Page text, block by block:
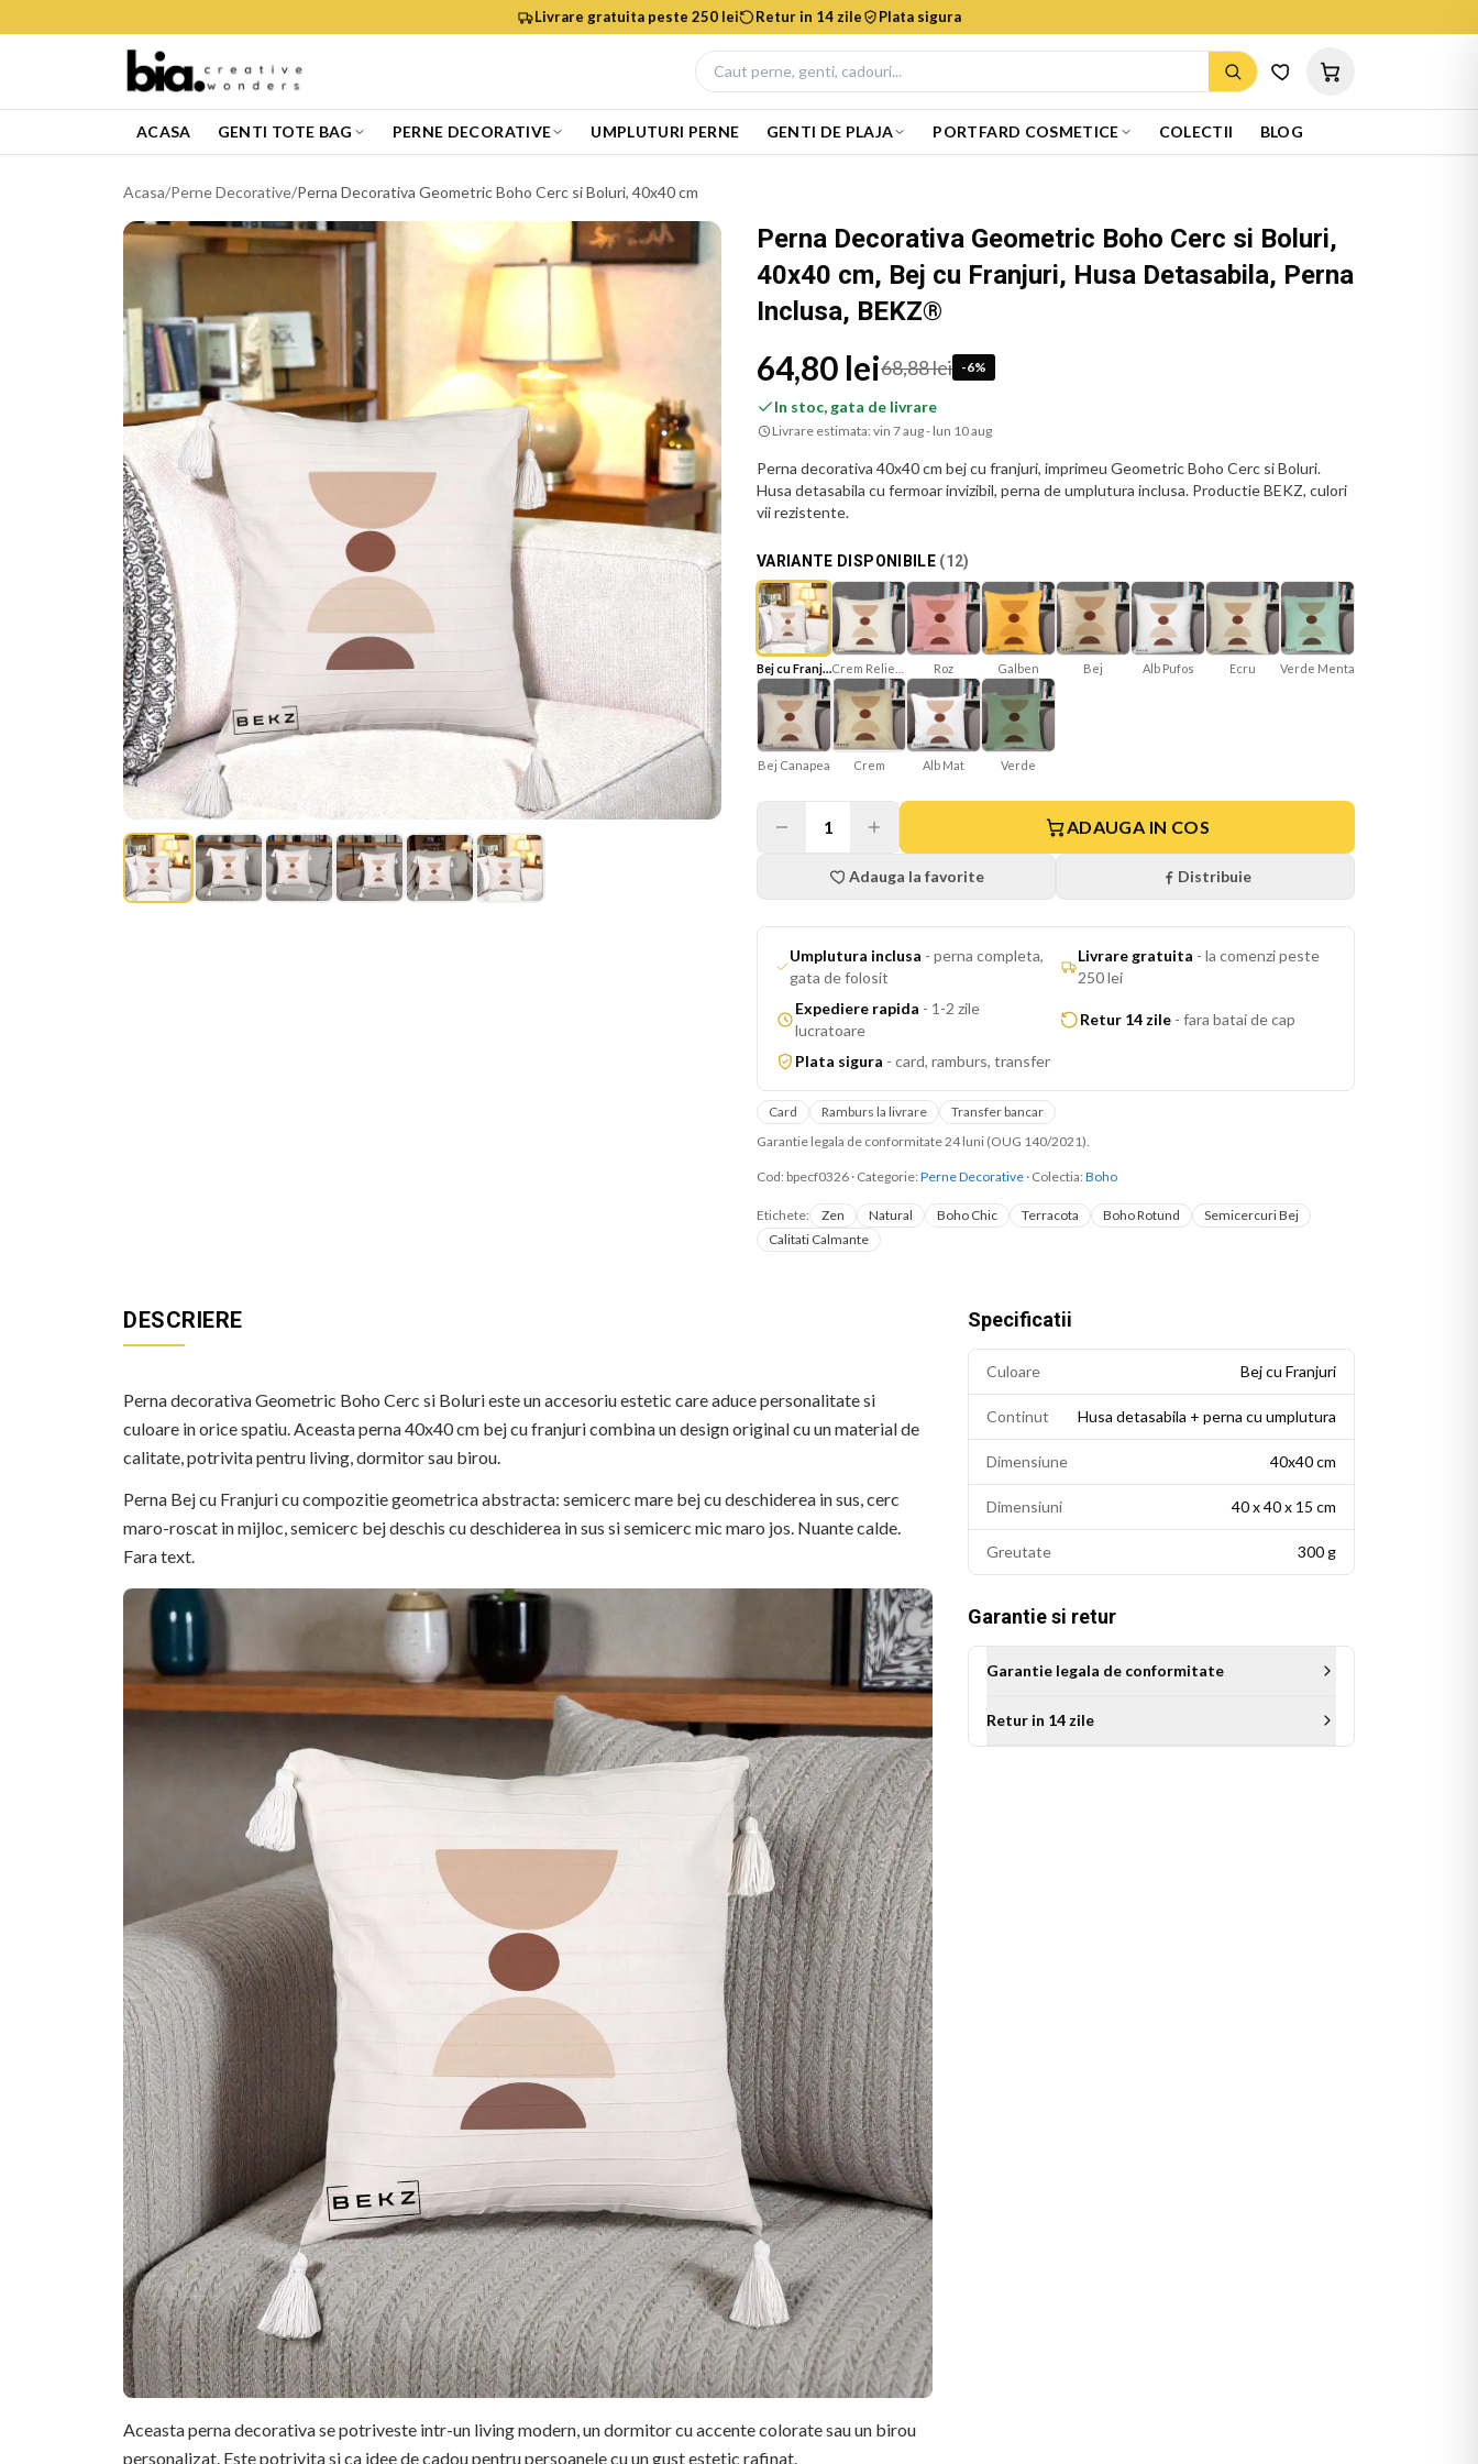
Livrare gratuita peste 250 lei Retur in 14 zile Plata sigura
ACASA GENTI TOTE BAG PERNE DECORATIVE UMPLUTURI PERNE GENTI DE PLAJA PORTFARD COSMETICE COLECTII BLOG
Acasa/Perne Decorative/Perna Decorativa Geometric Boho Cerc si Boluri, 40x40 cm
Perna Decorativa Geometric Boho Cerc si Boluri,
40x40 cm, Bej cu Franjuri, Husa Detasabila, Perna
Inclusa, BEKZ®
64,80 lei68,88 lei -6%
In stoc, gata de livrare
Livrare estimata: vin 7 aug - lun 10 aug
Perna decorativa 40x40 cm bej cu franjuri, imprimeu Geometric Boho Cerc si Boluri.
Husa detasabila cu fermoar invizibil, perna de umplutura inclusa. Productie BEKZ, culori
vii rezistente.
VARIANTE DISPONIBILE (12)
Bej cu Franjuri Roz Galben Bej Alb Pufos Ecru Verde Menta
Bej Canapea Crem Alb Mat Verde
1 ADAUGA IN COS
Adauga la favorite Distribuie
Umplutura inclusa -perna completa,
gata de folosit
Livrare gratuita -la comenzi peste
250 lei
Expediere rapida - 1-2 zile
lucratoare
Retur 14 zile - fara batai de cap
Plata sigura - card, ramburs, transfer
Card Ramburs la livrare
Transfer bancar
Garantie legala de conformitate 24 luni (OUG 140/2021).
Cod: bpecf0326 · Categorie: Perne Decorative · Colectia: Boho
Etichete: Zen Natural Boho Chic Terracota Boho Rotund
Semicercuri Bej
Calitati Calmante
DESCRIERE
Perna decorativa Geometric Boho Cerc si Boluri este un accesoriu estetic care aduce personalitate si
culoare in orice spatiu. Aceasta perna 40x40 cm bej cu franjuri combina un design original cu un material de
calitate, potrivita pentru living, dormitor sau birou.
Perna Bej cu Franjuri cu compozitie geometrica abstracta: semicerc mare bej cu deschiderea in sus, cerc
maro-roscat in mijloc, semicerc bej deschis cu deschiderea in sus si semicerc mic maro jos. Nuante calde.
Fara text.
Aceasta perna decorativa se potriveste intr-un living modern, un dormitor cu accente colorate sau un birou
personalizat. Este potrivita si ca idee de cadou pentru persoanele cu un gust estetic rafinat.
Specificatii
Culoare Bej cu Franjuri
Continut Husa detasabila + perna cu umplutura
Dimensiune 40x40 cm
Dimensiuni 40 x 40 x 15 cm
Greutate 300 g
Garantie si retur
Garantie legala de conformitate
Retur in 14 zile